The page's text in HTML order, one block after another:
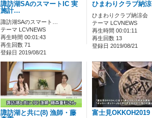
諏訪湖SAのスマートIC 実
施計…
諏訪湖SAのスマート…
テーマ LCVNEWS
再生時間 00:01:43
再生回数 71
登録日 2019/08/21
ひまわりクラブ納
ひまわりクラブ納涼会
テーマ LCVNEWS
再生時間 00:01:11
再生回数 13
登録日 2019/08/21
諏訪湖と共に(8) 漁師・藤
富士見OKKOH2019